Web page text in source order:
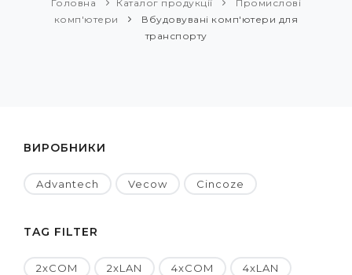
Головна Каталог продукції
Промислові
комп'ютери
Вбудовувані комп'ютери для
транспорту
ВИРОБНИКИ
Advantech Vecow Cincoze
TAG FILTER
2xCOM 2xLAN 4xCOM 4xLAN